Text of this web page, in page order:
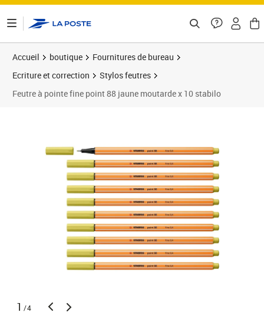
Accueil boutique
Fournitures de bureau
Ecriture et correction
Stylos feutres
Feutre à pointe fine point 88 jaune moutarde x 10 stabilo
1 /4